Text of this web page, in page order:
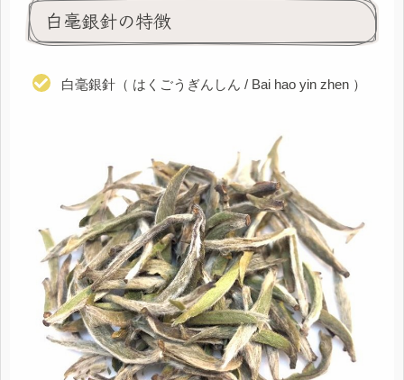
白毫銀針の特徴
白毫銀針（ はくごうぎんしん / Bai hao yin zhen ）